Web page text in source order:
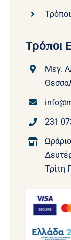
Τρόποι
Μεγ.
231
Τρίτη